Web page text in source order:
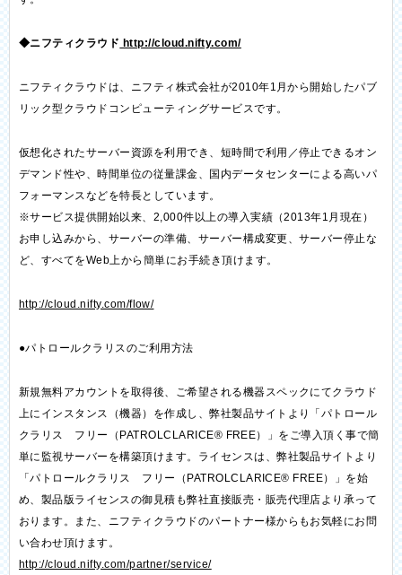
◆ニフティクラウド http://cloud.nifty.com/
ニフティクラウドは、ニフティ株式会社が2010年1月から開始したパブ
リック型クラウドコンピューティングサービスです。
仮想化されたサーバー資源を利用でき、短時間で利用／停止できるオン
デマンド性や、時間単位の従量課金、国内データセンターによる高いパ
フォーマンスなどを特長としています。
※サービス提供開始以来、2,000件以上の導入実績（2013年1月現在）
お申し込みから、サーバーの準備、サーバー構成変更、サーバー停止な
ど、すべてをWeb上から簡単にお手続き頂けます。
http://cloud.nifty.com/flow/
●パトロールクラリスのご利用方法
新規無料アカウントを取得後、ご希望される機器スペックにてクラウド
上にインスタンス（機器）を作成し、弊社製品サイトより「パトロール
クラリス フリー（PATROLCLARICE® FREE）」をご導入頂く事で簡
単に監視サーバーを構築頂けます。ライセンスは、弊社製品サイトより
「パトロールクラリス フリー（PATROLCLARICE® FREE）」を始
め、製品版ライセンスの御見積も弊社直接販売・販売代理店より承って
おります。また、ニフティクラウドのパートナー様からもお気軽にお問
い合わせ頂けます。
http://cloud.nifty.com/partner/service/